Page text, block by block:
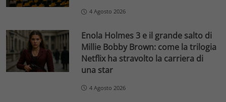
4 Agosto 2026
Enola Holmes 3 e il grande salto di
Millie Bobby Brown: come la trilogia
Netflix ha stravolto la carriera di
una star
4 Agosto 2026